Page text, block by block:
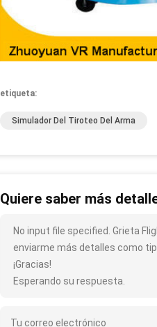
etiqueta:
Simulador Del Tiroteo Del Arma
Quiere saber más
No input file specified. Grieta
enviarme más detalles como
¡Gracias!
Esperando su respuesta.